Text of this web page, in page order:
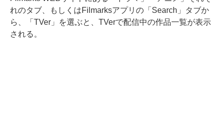
れのタブ、もしくはFilmarksアプリの「Search」タブか
ら、「TVer」を選ぶと、TVerで配信中の作品一覧が表示
される。